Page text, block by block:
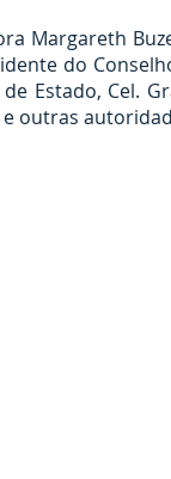
Margareth
do
Estado, Cel.
outras